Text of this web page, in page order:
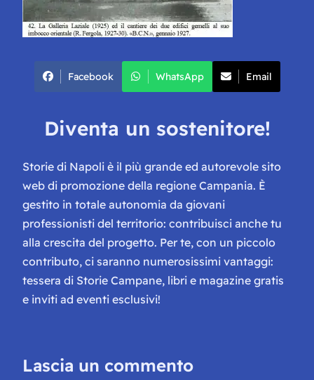
Facebook WhatsApp Email
Diventa un sostenitore!
Storie di Napoli è il più grande ed autorevole sito
web di promozione della regione Campania. È
gestito in totale autonomia da giovani
professionisti del territorio: contribuisci anche tu
alla crescita del progetto. Per te, con un piccolo
contributo, ci saranno numerosissimi vantaggi:
tessera di Storie Campane, libri e magazine gratis
e inviti ad eventi esclusivi!
Lascia un commento